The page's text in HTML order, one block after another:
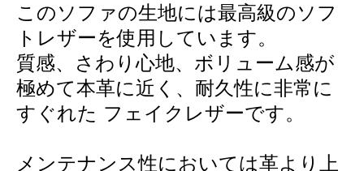
このソファの生地には最高級のソフ
トレザーを使用しています。
質感、さわり心地、ボリューム感が
極めて本革に近く、耐久性に非常に
すぐれた フェイクレザーです。
メンテナンス性においては革より上